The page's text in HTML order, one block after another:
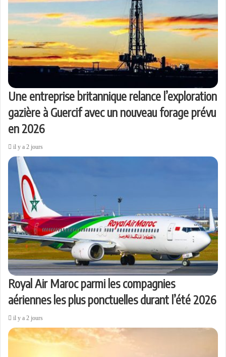
Une entreprise britannique relance l’exploration
gazière à Guercif avec un nouveau forage prévu
en 2026
il y a 2 jours
Royal Air Maroc parmi les compagnies
aériennes les plus ponctuelles durant l’été 2026
il y a 2 jours